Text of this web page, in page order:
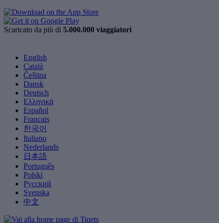
Scaricato da più di 5.000.000 viaggiatori
English
Català
Čeština
Dansk
Deutsch
Ελληνικά
Español
Français
한국어
Italiano
Nederlands
日本語
Português
Polski
Русский
Svenska
中文